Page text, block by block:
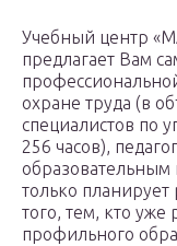
Учебный центр
предлагает Вам
охране труда (в
специалистов по
256 часов),
образовательным
только
того, тем, кто уже
профильного